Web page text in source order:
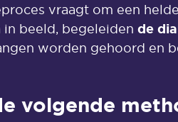
vraagt om een
in beeld, begeleiden de
worden gehoord en
volgende